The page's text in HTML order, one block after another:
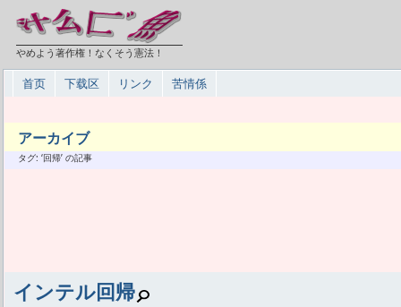
やめよう著作権！なくそう憲法！
首页 下载区 リンク 苦情係
アーカイブ
タグ: ‘回帰’ の記事
インテル回帰